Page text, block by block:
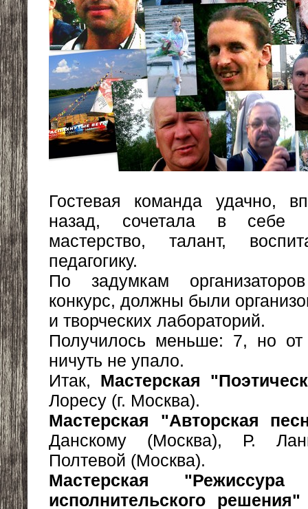
Гостевая команда удачно,
назад, сочетала в себе
мастерство, талант,
педагогику.
По задумкам
конкурс, должны были
и творческих лабораторий.
Получилось меньше: 7, но от
ничуть не упало.
Итак, Мастерская
Лоресу (г. Москва).
Мастерская "Авторская
Данскому (Москва), Р.
Полтевой (Москва).
Мастерская
исполнительского решения"